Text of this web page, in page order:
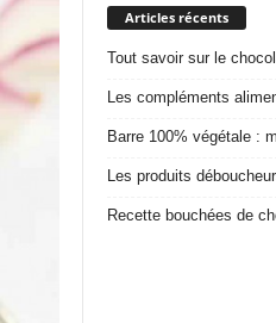
Articles récents
Tout savoir sur le
Les compléments
Barre 100% végétale :
Les produits
Recette bouchées de